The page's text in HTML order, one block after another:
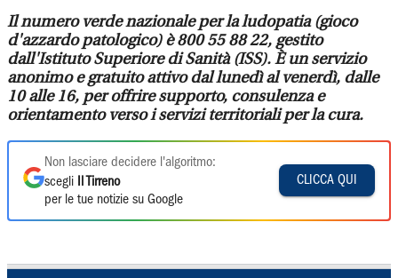
Il numero verde nazionale per la ludopatia (gioco
d'azzardo patologico) è 800 55 88 22, gestito
dall'Istituto Superiore di Sanità (ISS). È un servizio
anonimo e gratuito attivo dal lunedì al venerdì, dalle
10 alle 16, per offrire supporto, consulenza e
orientamento verso i servizi territoriali per la cura.
Non lasciare decidere l'algoritmo:
scegli
Il Tirreno
per le tue notizie su Google
CLICCA QUI